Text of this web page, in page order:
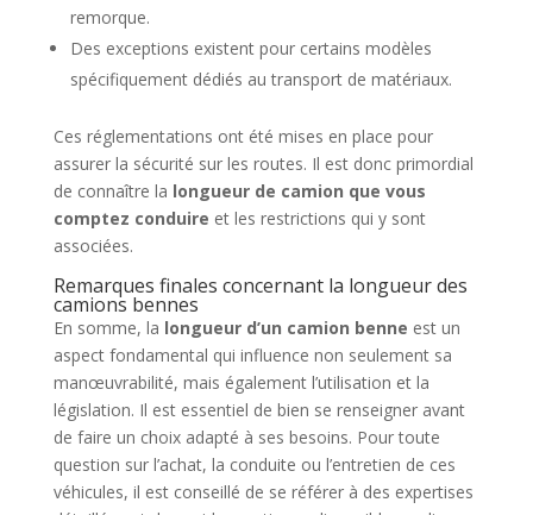
remorque.
Des exceptions existent pour certains modèles
spécifiquement dédiés au transport de matériaux.
Ces réglementations ont été mises en place pour
assurer la sécurité sur les routes. Il est donc primordial
de connaître la longueur de camion que vous
comptez conduire et les restrictions qui y sont
associées.
Remarques finales concernant la longueur des
camions bennes
En somme, la longueur d’un camion benne est un
aspect fondamental qui influence non seulement sa
manœuvrabilité, mais également l’utilisation et la
législation. Il est essentiel de bien se renseigner avant
de faire un choix adapté à ses besoins. Pour toute
question sur l’achat, la conduite ou l’entretien de ces
véhicules, il est conseillé de se référer à des expertises